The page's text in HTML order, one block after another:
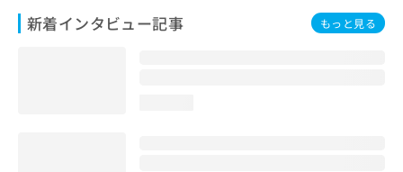
新着インタビュー記事 もっと見る